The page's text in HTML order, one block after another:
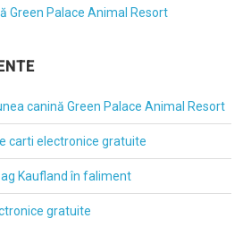
Green Palace Animal Resort
canină Green Palace Animal Resort
carti electronice gratuite
Kaufland în faliment
gratuite